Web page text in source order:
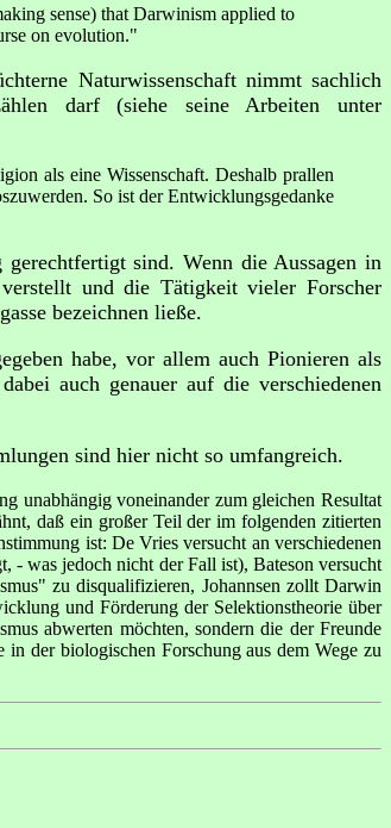
sense) that Darwinism applied to
on evolution."
Naturwissenschaft nimmt sachlich
darf (siehe seine Arbeiten unter
als eine Wissenschaft. Deshalb prallen
So ist der Entwicklungsgedanke
sind. Wenn die Aussagen in
und die Tätigkeit vieler Forscher
bezeichnen ließe.
habe, vor allem auch Pionieren als
auch genauer auf die verschiedenen
sind hier nicht so umfangreich.
unabhängig voneinander zum gleichen Resultat
daß ein großer Teil der im folgenden zitierten
ist: De Vries versucht an verschiedenen
- was jedoch nicht der Fall ist), Bateson versucht
zu disqualifizieren, Johannsen zollt Darwin
und Förderung der Selektionstheorie über
abwerten möchten, sondern die der Freunde
der biologischen Forschung aus dem Wege zu